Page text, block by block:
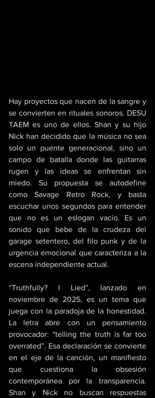
Hay proyectos que nacen de la sangre y
se convierten en rituales sonoros. DESU
TAEM es uno de ellos. Shan y su hijo
Nick han decidido que la música no sea
solo un puente generacional, sino un
campo de batalla donde las guitarras
rugen y las ideas se enfrentan sin
miedo. Su propuesta se autodefine
como Savage Retro Rock, y basta
escuchar unos segundos para entender
que no es un eslogan vacío. Es un
sonido que bebe de la crudeza del
garage setentero, del filo punk y de la
urgencia emocional que caracteriza a la
escena independiente actual.
“Truthfully? I Lied”, lanzado en
noviembre de 2025, es un tema que
juega con la paradoja de la honestidad.
La letra abre con un pensamiento
provocador: “telling the truth is far too
overrated”. Esa declaración se convierte
en el eje de la canción, un manifiesto
que cuestiona la obsesión
contemporánea por la transparencia.
Shan y Nick no buscan respuestas